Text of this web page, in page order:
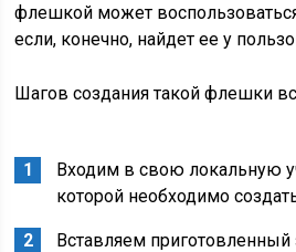
флешкой может
если, конечно, найдет ее у
Шагов создания такой флешки
Входим в свою локальную
которой необходимо
Вставляем приготовленный